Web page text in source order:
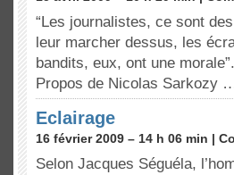
“Les journalistes, ce sont
leur marcher dessus, les
bandits, eux, ont une morale”.
Propos de Nicolas Sarkozy
Eclairage
16 février 2009 – 14 h 06 min |
Selon Jacques Séguéla,